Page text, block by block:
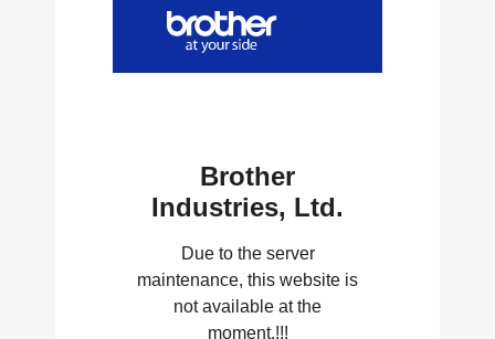
Brother
Industries, Ltd.
Due to the server
maintenance, this website is
not available at the
moment.!!!